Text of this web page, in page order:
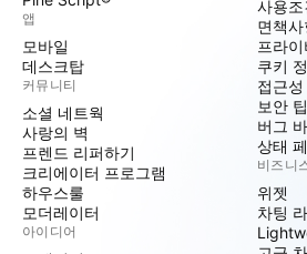
앱
모바일
데스크탑
커뮤니티
소셜 네트웍
사랑의 벽
프렌드 리퍼하기
크리에이터 프로그램
하우스룰
모더레이터
아이디어
사용조
면책사
프라
쿠키
접근성
보안 팁
버그
상태
비즈니
위젯
차팅